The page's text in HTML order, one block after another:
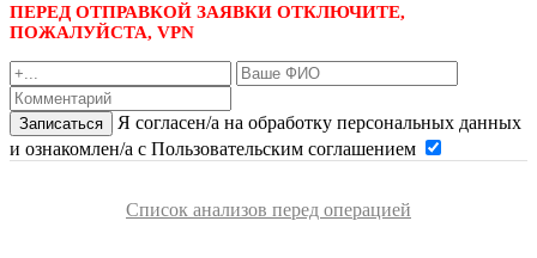
ПЕРЕД ОТПРАВКОЙ ЗАЯВКИ ОТКЛЮЧИТЕ,
ПОЖАЛУЙСТА, VPN
Записаться
Я согласен/а на обработку персональных данных
и ознакомлен/а с Пользовательским соглашением
Список анализов перед операцией